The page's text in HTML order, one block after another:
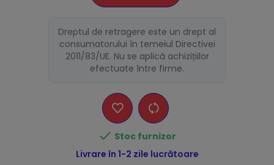
Dreptul de retragere este un drept al
consumatorului în temeiul Directivei
2011/83/UE. Nu se aplică achizițiilor
efectuate între firme.
 Stoc furnizor
Livrare în 1-2 zile lucrătoare